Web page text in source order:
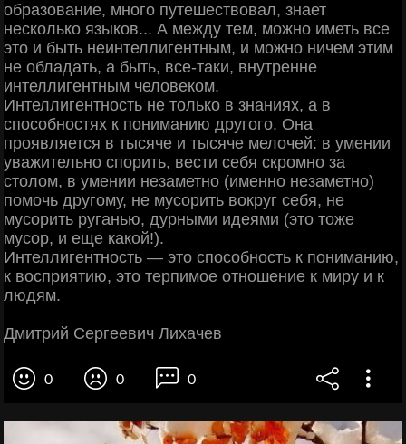
образование, много путешествовал, знает
несколько языков... А между тем, можно иметь все
это и быть неинтеллигентным, и можно ничем этим
не обладать, а быть, все-таки, внутренне
интеллигентным человеком.
Интеллигентность не только в знаниях, а в
способностях к пониманию другого. Она
проявляется в тысяче и тысяче мелочей: в умении
уважительно спорить, вести себя скромно за
столом, в умении незаметно (именно незаметно)
помочь другому, не мусорить вокруг себя, не
мусорить руганью, дурными идеями (это тоже
мусор, и еще какой!).
Интеллигентность — это способность к пониманию,
к восприятию, это терпимое отношение к миру и к
людям.
Дмитрий Сергеевич Лихачев
0 0 0